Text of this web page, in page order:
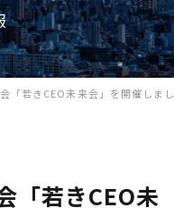
「若きCEO未来会」を開催しま
「若きCEO未